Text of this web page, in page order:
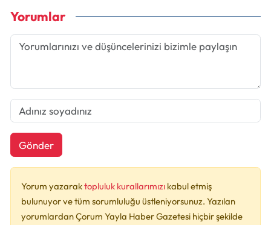
Yorumlar
Gönder
Yorum yazaraktopluluk kurallarımızı kabul etmiş
bulunuyor ve tüm sorumluluğu üstleniyorsunuz. Yazılan
yorumlardan Çorum Yayla Haber Gazetesi hiçbir şekilde